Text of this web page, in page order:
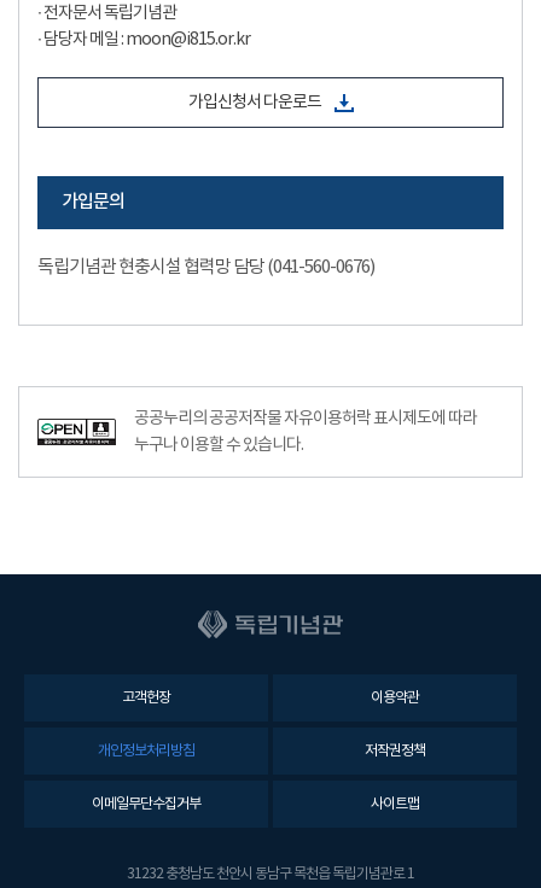
∙ 전자문서 독립기념관
∙ 담당자 메일 : moon@i815.or.kr
가입신청서 다운로드
가입문의
독립기념관 현충시설 협력망 담당 (041-560-0676)
공공누리공공저작물자유이용허락–출처표시이미지
공공누리의 공공저작물 자유이용허락 표시제도에 따라
누구나 이용할 수 있습니다.
고객헌장 이용약관
개인정보처리방침 저작권정책
이메일무단수집거부 사이트맵
31232 충청남도 천안시 동남구 목천읍 독립기념관로 1